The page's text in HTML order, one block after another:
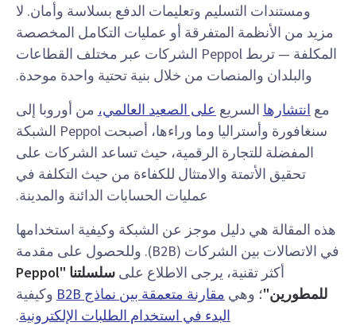
ومستندات التسليم وتعليمات الدفع بسلاسة وأمان. لا
مزيد من الأنظمة المتفرقة أو عمليات التكامل المخصصة
المكلفة — تربط Peppol الشركات عبر مختلف القطاعات
والبلدان والمنصات من خلال بنية تحتية واحدة موحدة.
مع انتشارها السريع على الصعيد العالمي، من أوروبا إلى
سنغافورة وأستراليا وما وراءها، أصبحت Peppol الشبكة
المفضلة للتجارة الرقمية، حيث تساعد الشركات على
تحقيق الأتمتة والامتثال للكفاءة من حيث التكلفة في
عمليات الحسابات الدائنة والمدينة.
هذه المقالة هي دليل موجز عن الشبكة وكيفية استخدامها
في الاتصالات بين الشركات (B2B). وللحصول على مقدمة
أكثر تقنية، يرجى الاطلاع على
سلسلتنا "Peppol
للمطورين"؛ وهي مقارنة متعمقة بين نماذج B2B
وكيفية
البدء في استخدام الطلبات الإلكترونية.